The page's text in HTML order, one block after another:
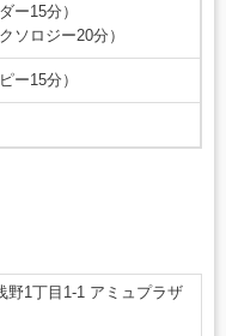
ー15分）
ソロジー20分）
ー15分）
野1丁目1-1 アミュプラザ